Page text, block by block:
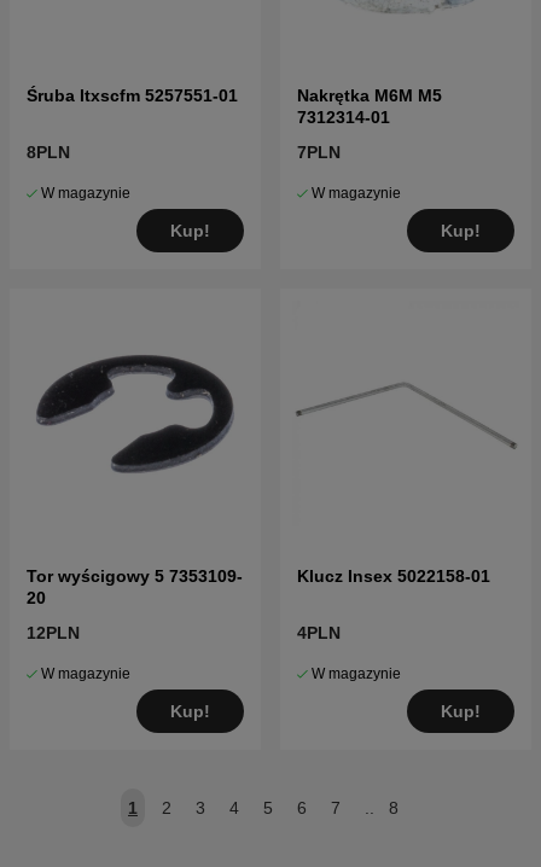
Śruba Itxscfm 5257551-01
8PLN
W magazynie
Kup!
Nakrętka M6M M5
7312314-01
7PLN
W magazynie
Kup!
Tor wyścigowy 5 7353109-
20
12PLN
W magazynie
Kup!
Klucz Insex 5022158-01
4PLN
W magazynie
Kup!
1 2 3 4 5 6 7 8